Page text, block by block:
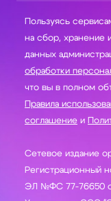
Пользуясь
на сбор, хранение и обработку ваших персональных
данных
обработки
что вы в полном
Правила
соглашение и
Сетевое издание
ЭЛ №ФС 77-76650